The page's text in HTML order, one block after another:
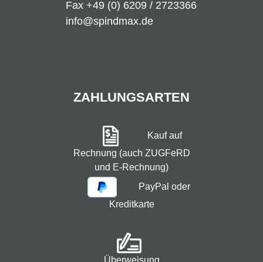
Fax +49 (0) 6209 / 2723366
info@spindmax.de
ZAHLUNGSARTEN
Kauf auf
Rechnung (auch ZUGFeRD
und E-Rechnung)
PayPal oder
Kreditkarte
Überweisung